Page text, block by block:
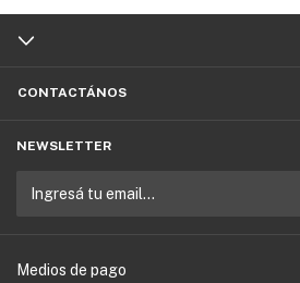
CONTACTÁNOS
NEWSLETTER
Medios de pago